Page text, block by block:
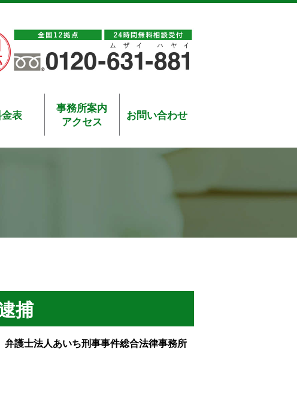
表
事務所案内
アクセス
お問い合わせ
捕
弁護士法人あいち刑事事件総合法律事務所